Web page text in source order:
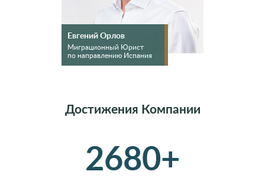
Евгений Орлов
Миграционный Юрист
по направлению Испания
Достижения Компании
2680+